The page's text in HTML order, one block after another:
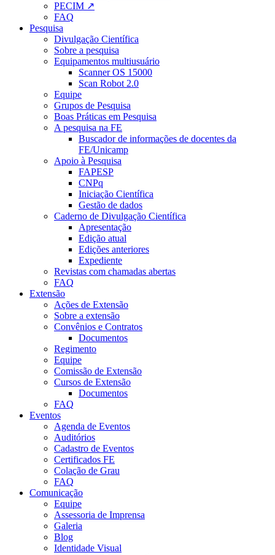
PECIM ↗
FAQ
Pesquisa
Divulgação Científica
Sobre a pesquisa
Equipamentos multiusuário
Scanner OS 15000
Scan Robot 2.0
Equipe
Grupos de Pesquisa
Boas Práticas em Pesquisa
A pesquisa na FE
Buscador de informações de docentes da
FE/Unicamp
Apoio à Pesquisa
FAPESP
CNPq
Iniciação Científica
Gestão de dados
Caderno de Divulgação Científica
Apresentação
Edição atual
Edições anteriores
Expediente
Revistas com chamadas abertas
FAQ
Extensão
Ações de Extensão
Sobre a extensão
Convênios e Contratos
Documentos
Regimento
Equipe
Comissão de Extensão
Cursos de Extensão
Documentos
FAQ
Eventos
Agenda de Eventos
Auditórios
Cadastro de Eventos
Certificados FE
Colação de Grau
FAQ
Comunicação
Equipe
Assessoria de Imprensa
Galeria
Blog
Identidade Visual